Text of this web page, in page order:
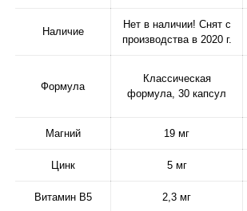
Наличие
Нет в наличии! Снят с
производства в 2020 г.
Формула
Классическая
формула, 30 капсул
Магний 19 мг
Цинк 5 мг
Витамин B5 2,3 мг